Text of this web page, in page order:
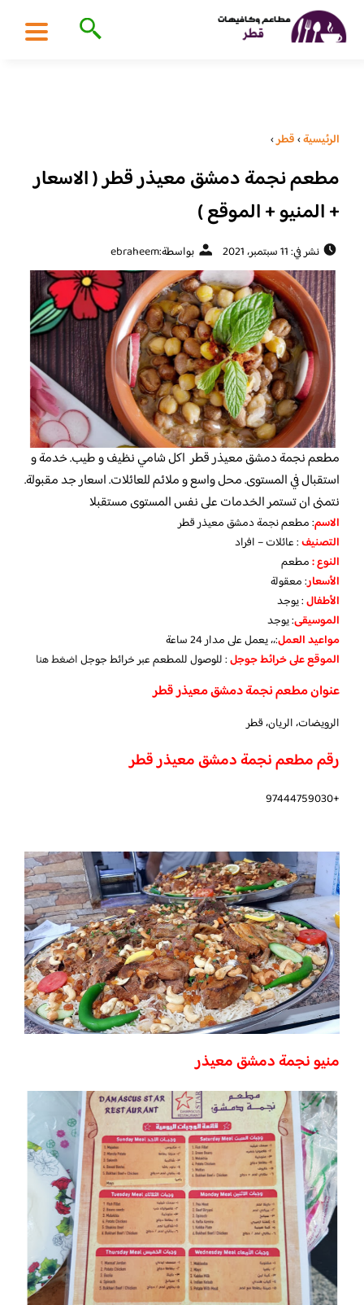
الرئيسية›قطر›
مطعم نجمة دمشق معيذر قطر ( الاسعار
+ المنيو + الموقع )
نشر في: 11 سبتمبر، 2021 بواسطة:ebraheem
مطعم نجمة دمشق معيذر قطر اكل شامي نظيف و طيب. خدمة و
استقبال في المستوى. محل واسع و ملائم للعائلات. اسعار جد مقبولة.
نتمنى ان تستمر الخدمات على نفس المستوى مستقبلا
الاسم: مطعم نجمة دمشق معيذر قطر
التصنيف: عائلات – افراد
النوع :مطعم
الأسعار:معقولة
الأطفال:يوجد
الموسيقى:يوجد
مواعيد العمل:،، يعمل على مدار 24 ساعة
الموقع على خرائط جوجل: للوصول للمطعم عبر خرائط جوجلاضغط هنا
عنوان مطعم نجمة دمشق معيذر قطر
الرويضات، الريان، قطر
رقم مطعم نجمة دمشق معيذر قطر
+97444759030
منيو نجمة دمشق معيذر